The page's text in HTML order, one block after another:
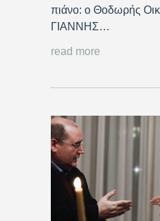
πιάνο: ο Θοδωρής
ΓΙΑΝΝΗΣ…
read more